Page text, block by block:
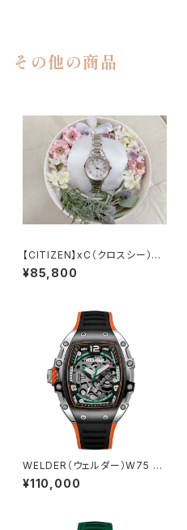
その他の商品
【CITIZEN】xC（クロスシー）EC
1165-51W
¥85,800
WELDER（ウェルダー）W75 W
RT1002自動巻き腕時計
¥110,000